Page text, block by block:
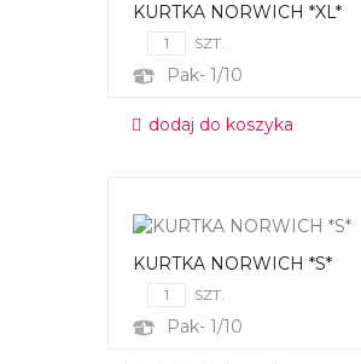
KURTKA NORWICH *XL*
SZT.
Pak- 1/10
dodaj do koszyka
KURTKA NORWICH *S*
SZT.
Pak- 1/10